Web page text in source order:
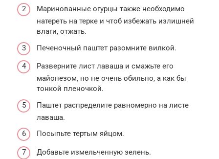
Маринованные огурцы также необходимо
натереть на терке и чтоб избежать излишней
влаги, отжать.
Печеночный паштет разомните вилкой.
Разверните лист лаваша и смажьте его
майонезом, но не очень обильно, а как бы
тонкой пленочкой.
Паштет распределите равномерно на листе
лаваша.
Посыпьте тертым яйцом.
Добавьте измельченную зелень.